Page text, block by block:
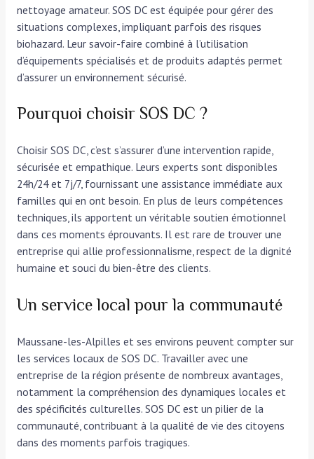
nettoyage amateur. SOS DC est équipée pour gérer des
situations complexes, impliquant parfois des risques
biohazard. Leur savoir-faire combiné à l’utilisation
d’équipements spécialisés et de produits adaptés permet
d’assurer un environnement sécurisé.
Pourquoi choisir SOS DC ?
Choisir SOS DC, c’est s’assurer d’une intervention rapide,
sécurisée et empathique. Leurs experts sont disponibles
24h/24 et 7j/7, fournissant une assistance immédiate aux
familles qui en ont besoin. En plus de leurs compétences
techniques, ils apportent un véritable soutien émotionnel
dans ces moments éprouvants. Il est rare de trouver une
entreprise qui allie professionnalisme, respect de la dignité
humaine et souci du bien-être des clients.
Un service local pour la communauté
Maussane-les-Alpilles et ses environs peuvent compter sur
les services locaux de SOS DC. Travailler avec une
entreprise de la région présente de nombreux avantages,
notamment la compréhension des dynamiques locales et
des spécificités culturelles. SOS DC est un pilier de la
communauté, contribuant à la qualité de vie des citoyens
dans des moments parfois tragiques.